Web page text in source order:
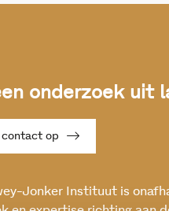
onderzoek uit
contact op
Jonker Instituut is